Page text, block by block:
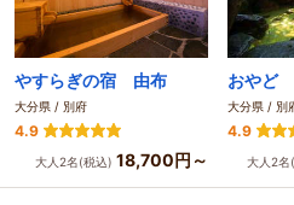
やすらぎの宿 由布
大分県 / 別府
4.9
大人2名(税込) 18,700円～
おやど
大分県 / 別
4.9
大人2名